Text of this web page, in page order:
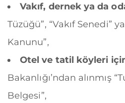
Vakıf, dernek ya da
Tüzüğü”, “Vakıf Senedi”
Kanunu”,
Otel ve tatil köyleri
Bakanlığı’ndan alınmış
Belgesi”,